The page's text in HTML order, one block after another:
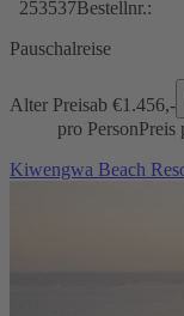
253537Bestellnr.:
Pauschalreise
Alter Preisab €1.456,-
pro PersonPreis
Kiwengwa Beach